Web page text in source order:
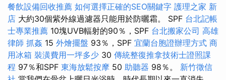
餐飲設備回收推薦 如何選擇正確的SEO關鍵字 護理之家 新
店 大約30個紫外線過濾器只能用於防曬霜。 SPF 台北記帳
士專業推薦 10塊UVB輻射的90％，SPF 台北搬家公司 高雄
律師 抓姦 15 外燴擺盤 93％，SPF 宜蘭台胞證辦理方式 商
用冰箱 裝潢費用一坪多少 30 傳統整復推拿技術士證照課
程 97％和SPF 東海放鬆按摩 50 助聽器 98％。 新竹徵信